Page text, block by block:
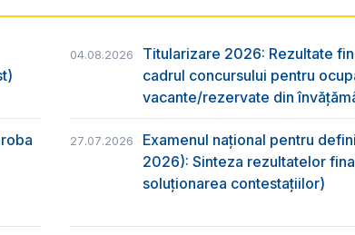
04.08.2026
Titularizare 2026: Rezultate
cadrul concursului pentru
vacante/rezervate din
27.07.2026
Examenul național pentru
2026): Sinteza rezultatelor
soluționarea contestațiilor)